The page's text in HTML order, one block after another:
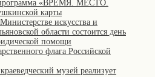
программа «ВРЕМЯ. МЕСТО.
карты
искусства и
области состоится день
помощи
флага Российской
музей реализует